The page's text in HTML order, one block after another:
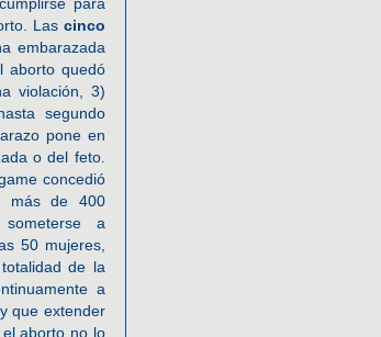
Las cinco
embarazada
aborto quedó
violación, 3)
segundo
pone en
o del feto.
concedió
más de 400
a
50 mujeres,
de la
a
que extender
aborto no lo